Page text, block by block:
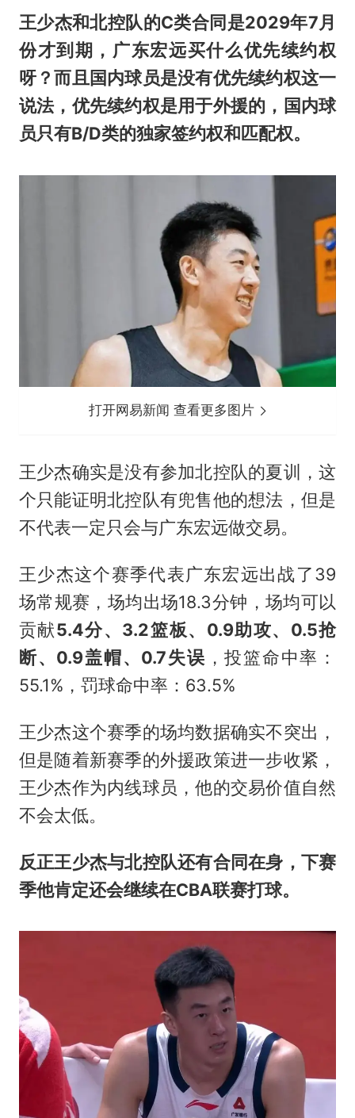
王少杰和北控队的C类合同是2029年7月
份才到期，广东宏远买什么优先续约权
呀？而且国内球员是没有优先续约权这一
说法，优先续约权是用于外援的，国内球
员只有B/D类的独家签约权和匹配权。
打开网易新闻 查看更多图片
王少杰确实是没有参加北控队的夏训，这
个只能证明北控队有兜售他的想法，但是
不代表一定只会与广东宏远做交易。
王少杰这个赛季代表广东宏远出战了39
场常规赛，场均出场18.3分钟，场均可以
贡献5.4分、3.2篮板、0.9助攻、0.5抢
断、0.9盖帽、0.7失误 ，投篮命中率：
55.1%，罚球命中率：63.5%
王少杰这个赛季的场均数据确实不突出，
但是随着新赛季的外援政策进一步收紧，
王少杰作为内线球员，他的交易价值自然
不会太低。
反正王少杰与北控队还有合同在身，下赛
季他肯定还会继续在CBA联赛打球。